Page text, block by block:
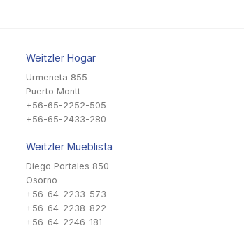
Weitzler Hogar
Urmeneta 855
Puerto Montt
+56-65-2252-505
+56-65-2433-280
Weitzler Mueblista
Diego Portales 850
Osorno
+56-64-2233-573
+56-64-2238-822
+56-64-2246-181